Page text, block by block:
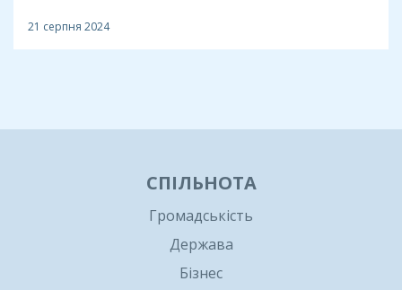
21 серпня 2024
СПІЛЬНОТА
Громадськість
Держава
Бізнес